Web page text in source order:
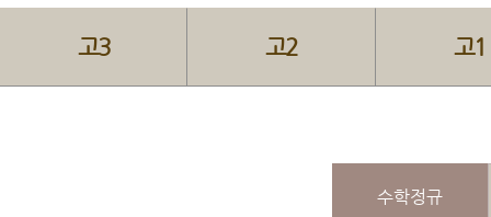
고3 고2 고1
수학정규